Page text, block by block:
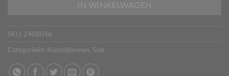
SKU: 2408046
Categorieën: Kunstbloemen, Sale